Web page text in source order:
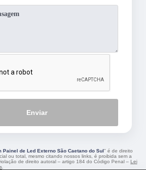
Enviar
Painel de Led Externo São Caetano do Sul" é de direito
ou total, mesmo citando nossos links, é proibida sem a
de direito autoral – artigo 184 do Código Penal – Lei